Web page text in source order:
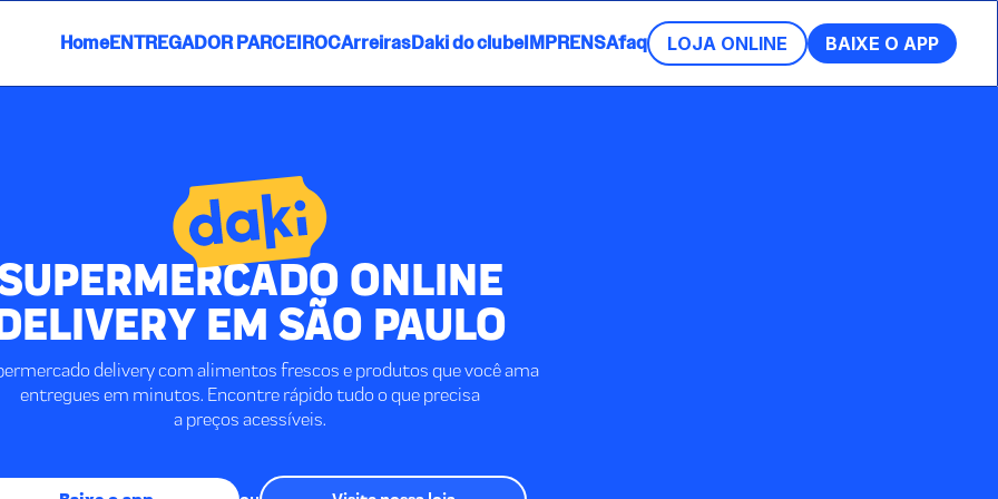
HomeENTREGADOR PARCEIROCArreirasDaki do clubeIMPRENSAfaq LOJA ONLINE BAIXE O APP
ONLINE
EM SÃO PAULO
delivery com alimentos frescos e produtos que você ama
entregues em minutos. Encontre rápido tudo o que precisa
a preços acessíveis.